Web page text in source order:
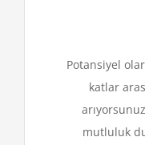
Potansiyel
katlar
mutluluk